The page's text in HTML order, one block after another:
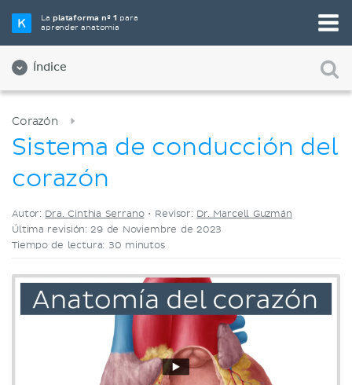
Laplataforma nº 1 para
aprender anatomía
Índice
Elige tu herramienta de estudio favorita
Videos
Corazón
Sistema de conducción del
corazón
Autor: Dra. Cinthia Serrano• Revisor: Dr. Marcell Guzmán
Última revisión: 29 de Noviembre de 2023
Tiempo de lectura: 30 minutos